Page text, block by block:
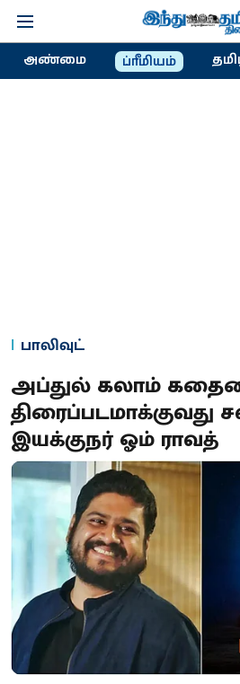
அண்மை ப்ரீமியம்
பாலிவுட்
அப்துல் கலாம்
திரைப்படமாக்குவது
இயக்குநர் ஓம் ராவத்